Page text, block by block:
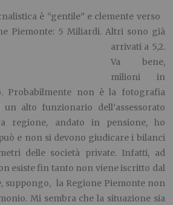
è “gentile” e clemente verso
Piemonte: 5 Miliardi. Altri sono già
arrivati a 5,2.
Va bene,
milioni in
Probabilmente non è la fotografia
alto funzionario dell’assessorato
regione, andato in pensione, ho
e non si devono giudicare i bilanci
delle società private. Infatti, ad
esiste fin tanto non viene iscritto dal
suppongo, la Regione Piemonte non
Mi sembra che la situazione sia